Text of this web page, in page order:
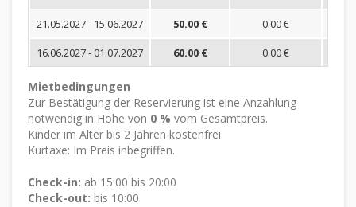
21.05.2027 - 15.06.2027
50.00 €
0.00 €
16.06.2027 - 01.07.2027
60.00 € 0.00 €
Mietbedingungen
Zur Bestätigung der Reservierung ist eine Anzahlung
notwendig in Höhe von 0 % vom Gesamtpreis.
Kinder im Alter bis 2 Jahren kostenfrei.
Kurtaxe: Im Preis inbegriffen.
Check-in: ab 15:00 bis 20:00
Check-out: bis 10:00